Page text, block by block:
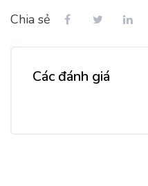
Chia sẻ
Các đánh giá